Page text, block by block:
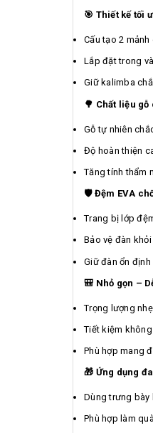
🎯 Thiết kế tối
Cấu tạo 2
Lắp đặt trong
Giữ kalimba
🌳 Chất liệu
Gỗ tự nhiên
Độ hoàn thiện
Tăng tính thẩm
🛡️ Đệm EVA
Trang bị lớp
Bảo vệ đàn khỏi
Giữ đàn ổn
🎒 Nhỏ gọn –
Trọng lượng
Tiết kiệm
Phù hợp mang
🎁 Ứng dụng
Dùng trưng bày
Phù hợp làm